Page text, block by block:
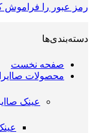
رمز عبور را فراموش
دسته‌بندی‌ها
صفحه نخست
محصولات
عینک